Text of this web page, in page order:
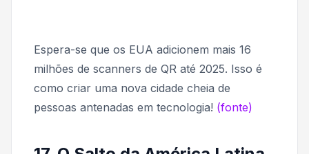
Espera-se que os EUA adicionem mais 16
milhões de scanners de QR até 2025. Isso é
como criar uma nova cidade cheia de
pessoas antenadas em tecnologia! (fonte)